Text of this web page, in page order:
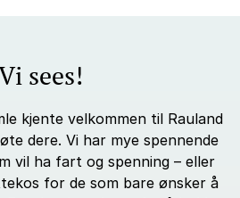
sees!
kjente velkommen til Rauland
dere. Vi har mye spennende
vil ha fart og spenning – eller
for de som bare ønsker å